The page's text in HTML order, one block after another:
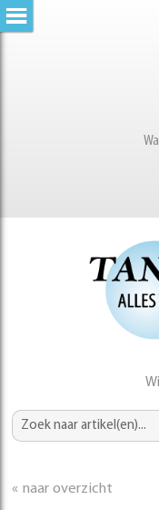
« naar overzicht